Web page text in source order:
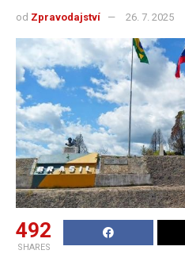
od Zpravodajství 26. 7. 2025
492
SHARES